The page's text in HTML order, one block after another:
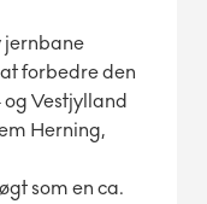
jernbane
forbedre den
Vestjylland
Herning,
som en ca.